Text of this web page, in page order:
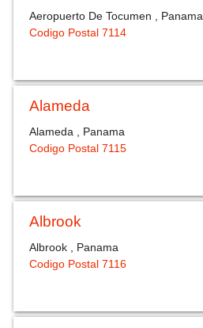
Aeropuerto De Tocumen , Panama
Codigo Postal 7114
Alameda
Alameda , Panama
Codigo Postal 7115
Albrook
Albrook , Panama
Codigo Postal 7116